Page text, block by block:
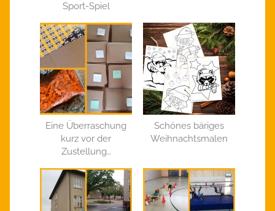
Sport-Spiel
Eine Überraschung
kurz vor der
Zustellung…
Schönes bäriges
Weihnachtsmalen